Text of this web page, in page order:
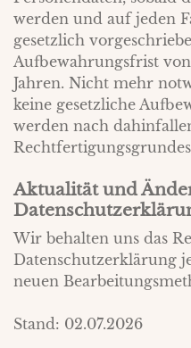
werden und auf jeden
gesetzlich
Aufbewahrungsfrist
Jahren. Nicht mehr
keine gesetzliche
werden nach
Aktualität und
Wir behalten uns das
Datenschutzerklärung
neuen
Stand: 02.07.2026